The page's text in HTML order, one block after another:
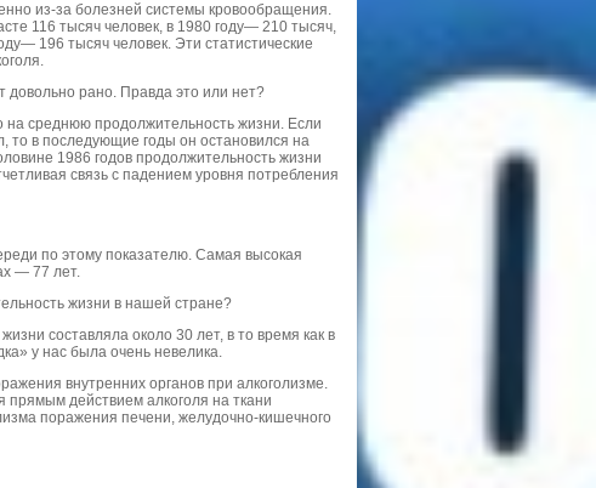
из-за болезней системы кровообращения.
116 тысяч человек, в 1980 году— 210 тысяч,
196 тысяч человек. Эти статистические
довольно рано. Правда это или нет?
на среднюю продолжительность жизни. Если
то в последующие годы он остановился на
1986 годов продолжительность жизни
связь с падением уровня потребления
по этому показателю. Самая высокая
— 77 лет.
жизни в нашей стране?
составляла около 30 лет, в то время как в
у нас была очень невелика.
внутренних органов при алкоголизме.
прямым действием алкоголя на ткани
поражения печени, желудочно-кишечного